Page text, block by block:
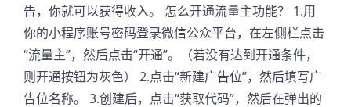
告，你就可以获得收入。 怎么开通流量主功能？ 1.用
你的小程序账号密码登录微信公众平台，在左侧栏点击
“流量主”，然后点击“开通”。（若没有达到开通条件，
则开通按钮为灰色） 2.点击“新建广告位”，然后填写广
告位名称。 3.创建后，点击“获取代码”，然后在弹出的